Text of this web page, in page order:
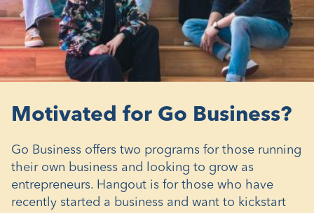
Motivated for Go Business?
Go Business offers two programs for those running
their own business and looking to grow as
entrepreneurs. Hangout is for those who have
recently started a business and want to kickstart